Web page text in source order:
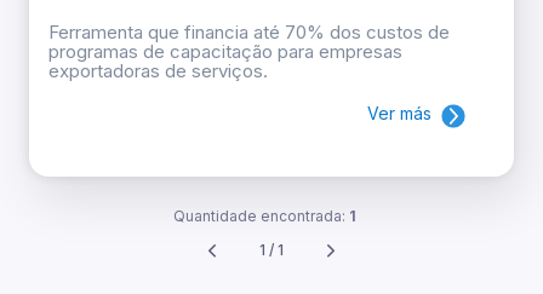
Ferramenta que financia até 70% dos custos de
programas de capacitação para empresas
exportadoras de serviços.
Ver más
Quantidade encontrada: 1
1 / 1